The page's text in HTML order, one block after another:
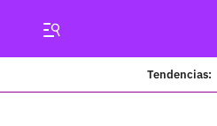
Tendencias: